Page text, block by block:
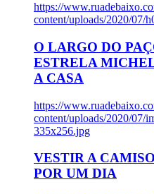
https://
content/uploads/2020/07/
O LARGO DO
ESTRELA
A CASA
https://
content/uploads/2020/07/
335x256.jpg
VESTIR A
POR UM DIA